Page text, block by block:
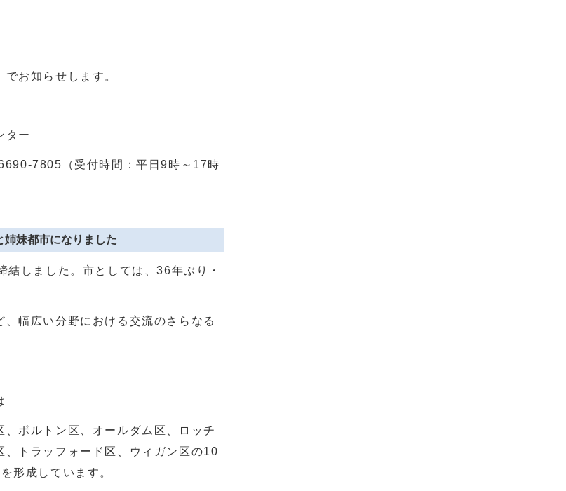
お知らせします。
ター
7805 （受付時間：平日9時～ 17時
妹都市になりました
結しました。市としては、36年ぶり・
幅広い分野における交流のさらなる
ボルトン区、オールダム区、ロッチ
トラッフォード区、ウィガン区の10
形成しています。